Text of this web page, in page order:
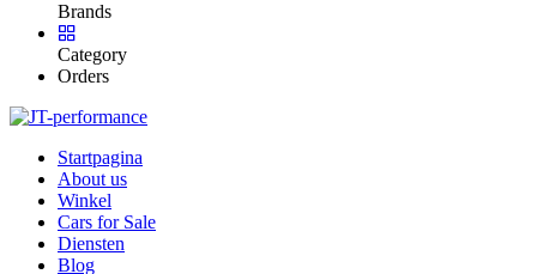
Brands
Category
Orders
Startpagina
About us
Winkel
Cars for Sale
Diensten
Blog